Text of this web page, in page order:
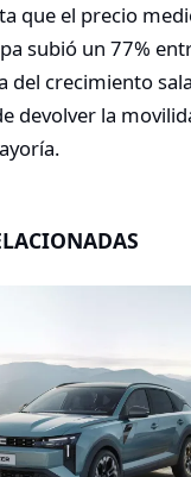
que el precio
subió un 77%
del crecimiento
devolver la